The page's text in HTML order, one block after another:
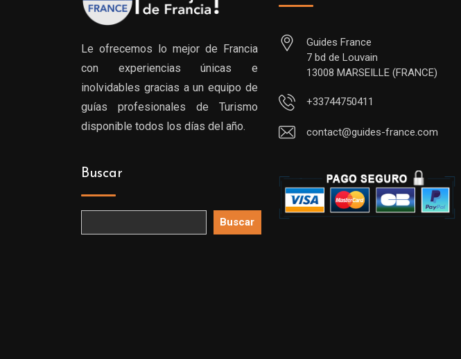
Le ofrecemos lo mejor de Francia
con experiencias únicas e
inolvidables gracias a un equipo de
guías profesionales de Turismo
disponible todos los días del año.
Buscar
Buscar
Guides France
7 bd de Louvain
13008 MARSEILLE (FRANCE)
+33744750411
contact@guides-france.com